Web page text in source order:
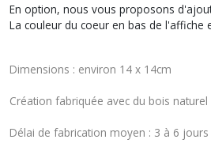
En option, nous vous proposons
La couleur du coeur en bas de l'affiche
Dimensions : environ 14 x 14cm
Création fabriquée avec du bois
Délai de fabrication moyen : 3 à 6